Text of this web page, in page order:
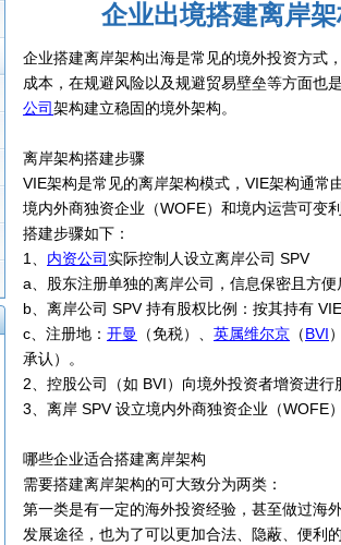
企业出境搭建离岸
企业搭建离岸架构出海是常见的境外投资方式
成本，在规避风险以及规避贸易壁垒等方面也
公司架构建立稳固的境外架构。
离岸架构搭建步骤
VIE架构是常见的离岸架构模式，VIE架构通常
境内外商独资企业（WOFE）和境内运营可变
搭建步骤如下：
1、 内资公司实际控制人设立离岸公司 SPV
a、股东注册单独的离岸公司，信息保密且方便
b、离岸公司 SPV 持有股权比例：按其持有
c、注册地： 开曼 （免税）、 英属维尔京 （BVI
承认）。
2、控股公司（如 BVI）向境外投资者增资进行
3、离岸 SPV 设立境内外商独资企业（WOFE）
哪些企业适合搭建离岸架构
需要搭建离岸架构的可大致分为两类：
第一类是有一定的海外投资经验，甚至做过海
发展途径，也为了可以更加合法、隐蔽、便利